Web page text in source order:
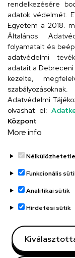
Cím
4024
UD
Adatvédelem
Régi oldal
Technikai
rendelkezésére
adatok védelmét.
Egyetem a 2018.
Általános
folyamatait és
adatvédelmi
adatait a
kezelte,
Adatvédelmi
olvashat el:
Központ
More info
Funkcionális
Analitikai sütik
Hirdetési sütik